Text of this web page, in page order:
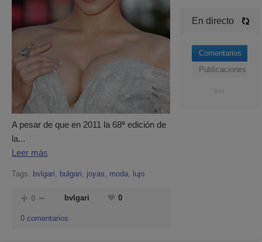
A pesar de que en 2011 la 68ª edición de
la...
Leer más
Tags: bvlgari, bulgari, joyas, moda, lujo
0 bvlgari 0
0 comentarios
En directo
Comentarios
Publicaciones